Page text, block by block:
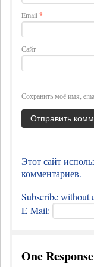
Email *
Сайт
Сохранить моё имя,
Этот сайт
комментариев.
Subscribe without
E-Mail:
One